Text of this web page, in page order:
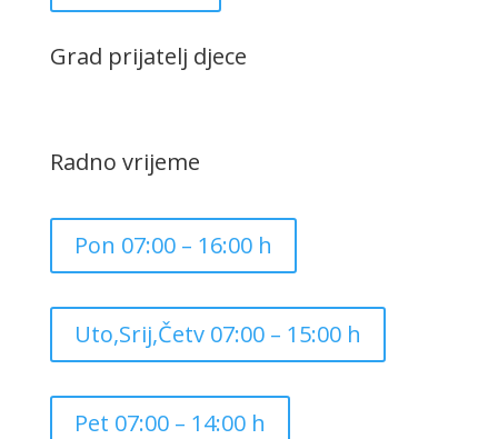
Grad prijatelj djece
Radno vrijeme
Pon 07:00 – 16:00 h
Uto,Srij,Četv 07:00 – 15:00 h
Pet 07:00 – 14:00 h